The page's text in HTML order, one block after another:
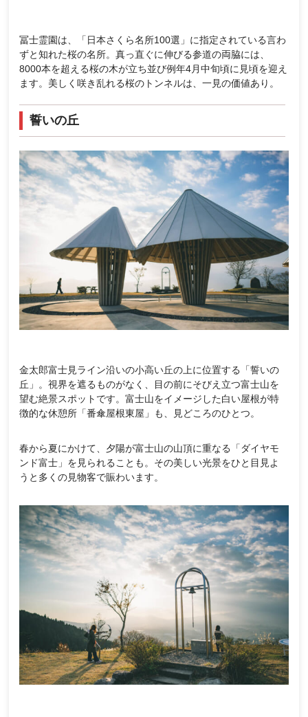
冨士霊園は、「日本さくら名所100選」に指定されている言わ
ずと知れた桜の名所。真っ直ぐに伸びる参道の両脇には、
8000本を超える桜の木が立ち並び例年4月中旬頃に見頃を迎え
ます。美しく咲き乱れる桜のトンネルは、一見の価値あり。
誓いの丘
金太郎富士見ライン沿いの小高い丘の上に位置する「誓いの
丘」。視界を遮るものがなく、目の前にそびえ立つ富士山を
望む絶景スポットです。富士山をイメージした白い屋根が特
徴的な休憩所「番傘屋根東屋」も、見どころのひとつ。
春から夏にかけて、夕陽が富士山の山頂に重なる「ダイヤモ
ンド富士」を見られることも。その美しい光景をひと目見よ
うと多くの見物客で賑わいます。